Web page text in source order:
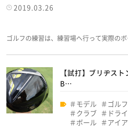
2019.03.26
ゴルフの練習は、練習場へ行って実際の
【試打】ブリヂス
B…
モデル
ゴル
クラブ
ドラ
ボール
アイ